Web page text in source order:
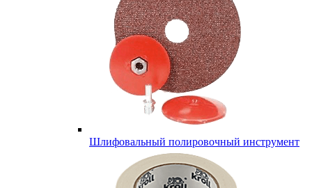
Шлифовальный полировочный инструмент